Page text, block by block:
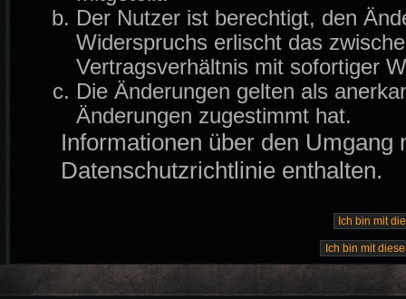
Der Nutzer ist berechtigt, den
Widerspruchs erlischt das
Vertragsverhältnis mit sofortiger
Die Änderungen gelten als
Änderungen zugestimmt hat.
Informationen über den
Datenschutzrichtlinie enthalten.